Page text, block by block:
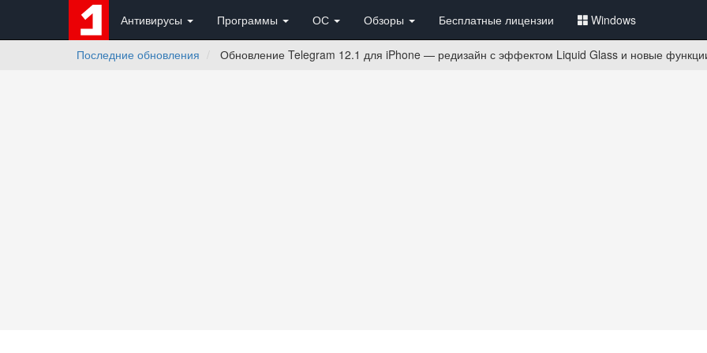
Антивирусы Программы ОС Обзоры Бесплатные лицензии Windows
Последние обновления Обновление Telegram 12.1 для iPhone — редизайн с эффектом Liquid Glass и новые